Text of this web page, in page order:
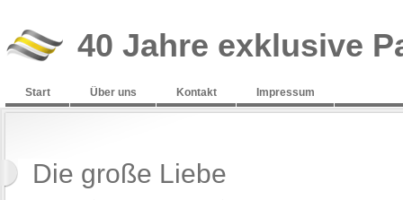
40 Jahre exklusive
Start Über uns Kontakt Impressum
Die große Liebe